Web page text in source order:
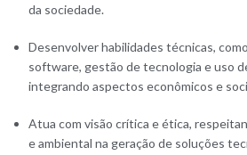
da sociedade.
Desenvolver habilidades técnicas,
software, gestão de tecnologia e uso
integrando aspectos econômicos e
Atua com visão crítica e ética,
e ambiental na geração de soluções